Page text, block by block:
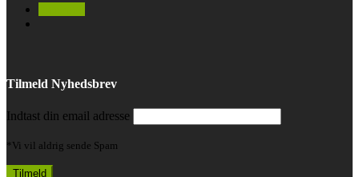
Tilmeld Nyhedsbrev
Indtast din email adresse
*Vi vil aldrig sende Spam